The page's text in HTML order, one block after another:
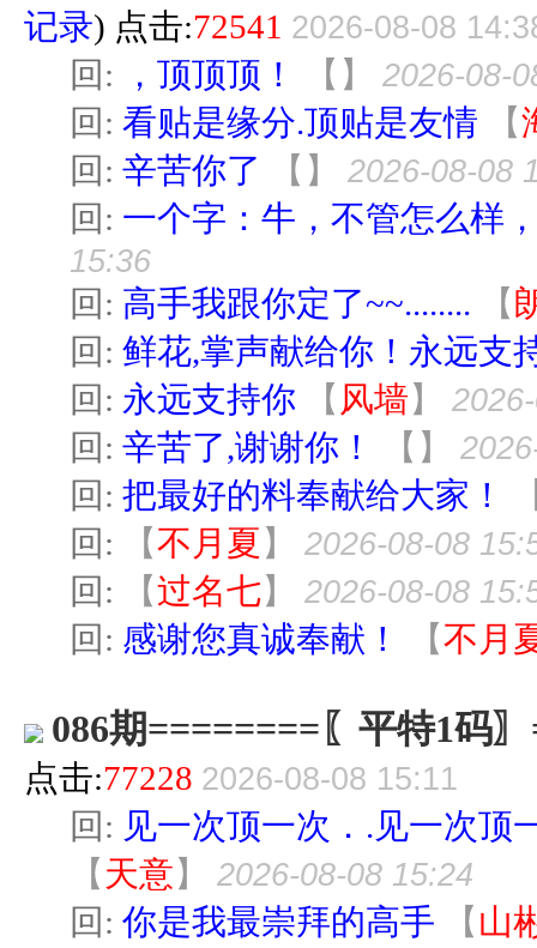
记录) 点击:72541 2026-08-08
回: ，顶顶顶！ 【 】 2026-08-
回: 看贴是缘分.顶贴是友情 【
回: 辛苦你了 【 】 2026-08-08
回: 一个字：牛，不管怎么样
15:36
回: 高手我跟你定了~~........ 【
回: 鲜花,掌声献给你！永远支
回: 永远支持你 【 风墙】
回: 辛苦了,谢谢你！ 【 】
回: 把最好的料奉献给大家！
回:
【不月夏 】 2026-08-08
回: 【过名七】 2026-08-08
回: 感谢您真诚奉献！ 【不月
086期========〖平特1码
点击:77228 2026-08-08 15:11
回: 见一次顶一次．.见一次顶
【 天意】 2026-08-08 15:24
回: 你是我最崇拜的高手 【 山